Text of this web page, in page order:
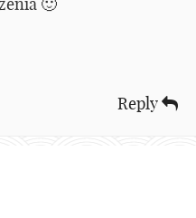
Reply